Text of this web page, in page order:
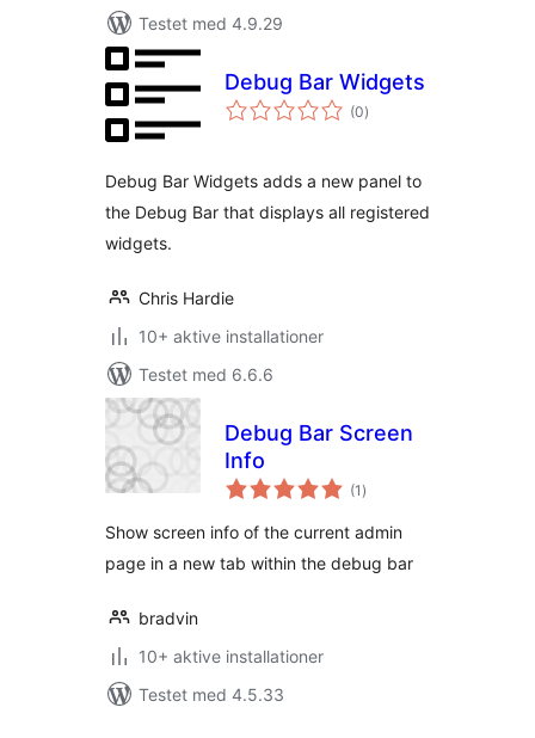
Testet med 4.9.29
Debug Bar Widgets
(0totale
bedømmelser
)
Debug Bar Widgets adds a new panel to
the Debug Bar that displays all registered
widgets.
Chris Hardie
10+ aktive installationer
Testet med 6.6.6
Debug Bar Screen
Info
(1 totale
bedømmelser
)
Show screen info of the current admin
page in a new tab within the debug bar
bradvin
10+ aktive installationer
Testet med 4.5.33